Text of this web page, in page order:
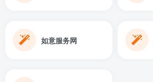
如意服务网